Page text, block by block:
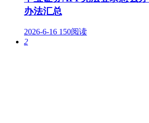
办法汇总
2026-6-16 150阅读
2